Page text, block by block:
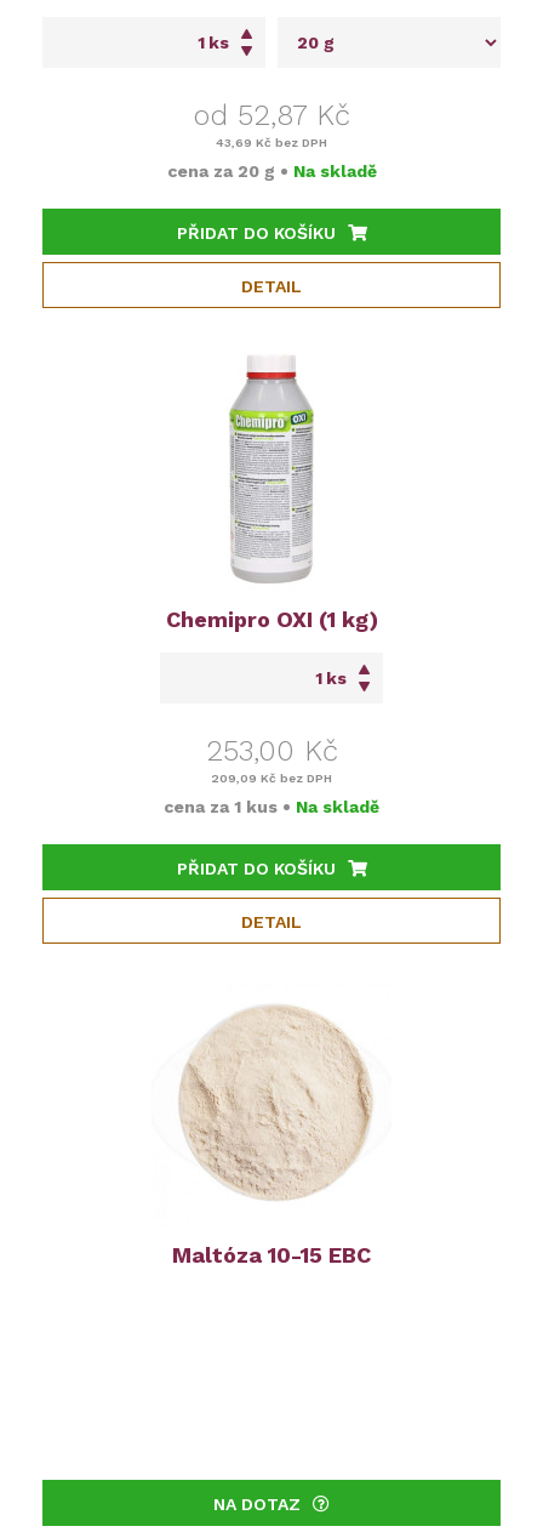
ks
od 52,87 Kč
43,69 Kč bez DPH
cena za 20 g • Na skladě
PŘIDAT DO KOŠÍKU
DETAIL
Chemipro OXI (1 kg)
ks
253,00 Kč
209,09 Kč bez DPH
cena za 1 kus • Na skladě
PŘIDAT DO KOŠÍKU
DETAIL
Maltóza 10-15 EBC
NA DOTAZ